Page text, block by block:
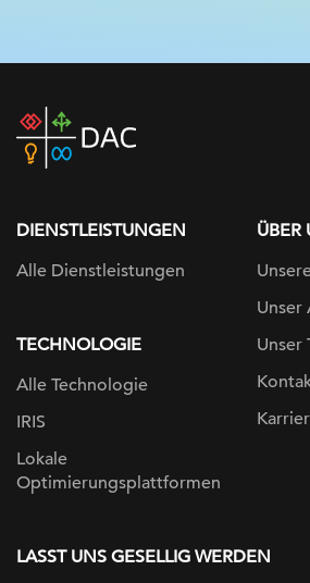
DAC
home
DIENSTLEISTUNGEN
Alle Dienstleistungen
TECHNOLOGIE
Alle Technologie
IRIS
Lokale
Optimierungsplattformen
ÜBER
Unser
Unser
LASST UNS GESELLIG WERDEN